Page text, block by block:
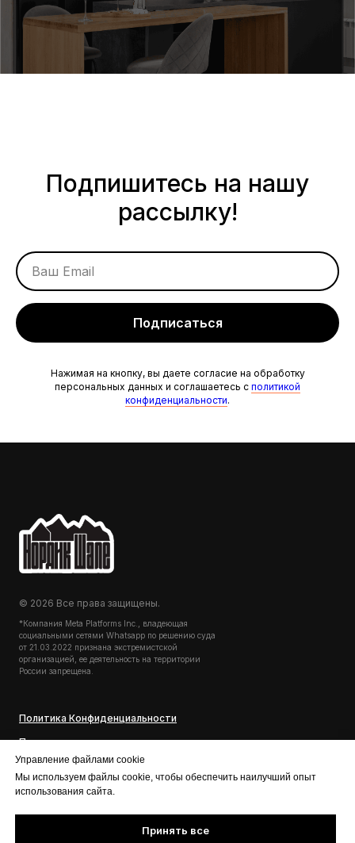
Управление файлами cookie
Мы используем файлы cookie, чтобы обеспечить наилучший опыт
использования сайта.
Принять все
Подпишитесь на нашу
рассылку!
Ваш Email
Подписаться
Нажимая на кнопку, вы даете согласие на обработку
персональных данных и соглашаетесь c политикой
конфиденциальности.
© 2026 Все права защищены.
*Компания Meta Platforms Inc., владеющая
социальными сетями Whatsapp по решению суда
от 21.03.2022 признана экстремистской
организацией, ее деятельность на территории
России запрещена.
Политика Конфиденциальности
Правила проживания